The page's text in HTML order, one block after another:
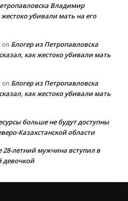
Владимир
убивали мать на его
on Блогер из Петропавловска
как жестоко убивали мать
on Блогер из Петропавловска
как жестоко убивали мать
больше не будут доступны
Казахстанской области
28-летний мужчина вступил в
девочкой